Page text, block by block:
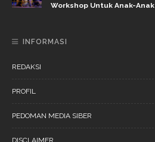
Workshop Untuk Anak-Anak
INFORMASI
REDAKSI
PROFIL
PEDOMAN MEDIA SIBER
DISCLAIMER